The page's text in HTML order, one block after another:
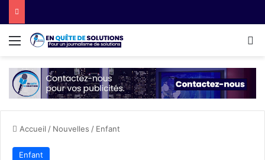
Menu
Accueil / Nouvelles / Enfant
Enfant